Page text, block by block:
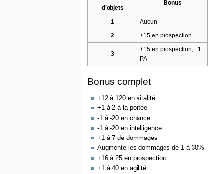
d'objets
Bonus
1
Aucun
2
+15 en prospection
3
+15 en prospection, +1
PA
Bonus complet
+12 à 120 en vitalité
+1 à 2 à la portée
-1 à -20 en chance
-1 à -20 en intelligence
+1 à 7 de dommages
Augmente les dommages de 1 à 30%
+16 à 25 en prospection
+1 à 40 en agilité